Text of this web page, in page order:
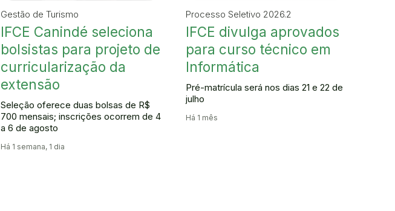
Gestão de Turismo
IFCE Canindé seleciona
bolsistas para projeto de
curricularização da
extensão
Seleção oferece duas bolsas de R$
700 mensais; inscrições ocorrem de 4
a 6 de agosto
Há 1 semana, 1 dia
Processo Seletivo 2026.2
IFCE divulga aprovados
para curso técnico em
Informática
Pré-matrícula será nos dias 21 e 22 de
julho
Há 1 mês